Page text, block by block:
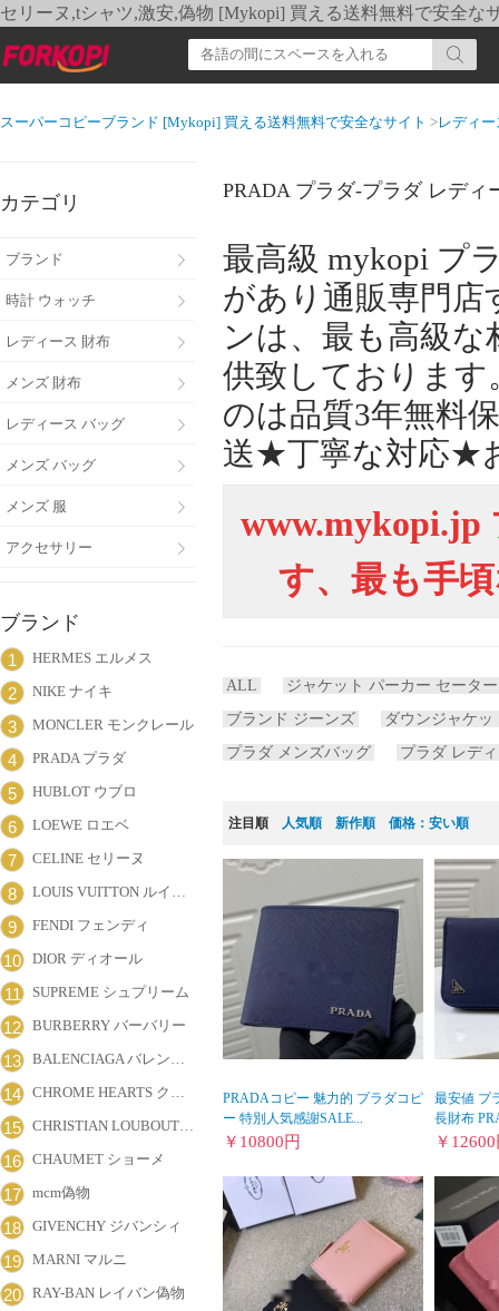
セリーヌ,tシャツ,激安,偽物 [Mykopi] 買える送料無料で安全な
スーパーコピーブランド [Mykopi] 買える送料無料で安全なサイト >レディ
カテゴリ
ブランド
時計 ウォッチ
レディース 財布
メンズ 財布
レディース バッグ
メンズ バッグ
メンズ 服
アクセサリー
ブランド
1 HERMES エルメス
2 NIKE ナイキ
3 MONCLER モンクレール
4 PRADA プラダ
5 HUBLOT ウブロ
6 LOEWE ロエベ
7 CELINE セリーヌ
8 LOUIS VUITTON ルイヴィトン
9 FENDI フェンディ
10 DIOR ディオール
11 SUPREME シュプリーム
12 BURBERRY バーバリー
13 BALENCIAGA バレンシアガ
14 CHROME HEARTS クロムハーツ
15 CHRISTIAN LOUBOUTIN クリスチャン・ルブタン
16 CHAUMET ショーメ
17 mcm偽物
18 GIVENCHY ジバンシィ
19 MARNI マルニ
20 RAY-BAN レイバン偽物
PRADA プラダ-プラダ レディ
最高級 mykopi プ
があり通販専門
ンは、最も高級な
供致しておりま
のは品質3年無料
送★丁寧な対応★
www.mykopi.jp
す、最も手
ALL
ジャケット パーカー セータ
ブランド ジーンズ
ダウンジャケッ
プラダ メンズバッグ
プラダ レデ
注目順 人気順 新作順 価格：安い順
PRADAコピー 魅力的 プラダコピ
ー 特別人気感謝SALE...
￥ 10800円
最安値 プ
長財布
￥ 12600